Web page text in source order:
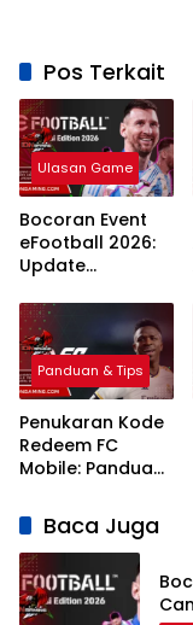
Pos Terkait
Ulasan Game
Bocoran Event
eFootball 2026:
Update
Terlengkap dan
Jadwal
Panduan & Tips
Penukaran Kode
Redeem FC
Mobile: Panduan
2026Baca Juga